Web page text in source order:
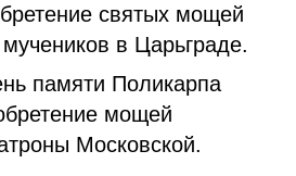
святых мощей
мучеников в Царьграде.
памяти Поликарпа
мощей
Московской.